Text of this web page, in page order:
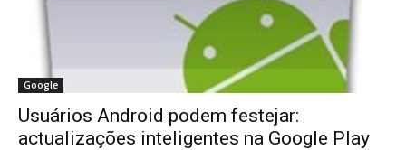
Google
Usuários Android podem festejar:
actualizações inteligentes na Google Play